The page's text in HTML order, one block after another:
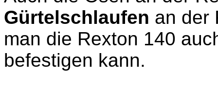
Gürtelschlaufen an der
man die Rexton 140
befestigen kann.